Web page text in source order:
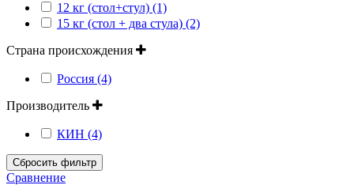
12 кг (стол+стул) (1)
15 кг (стол + два стула) (2)
Страна происхождения
Россия (4)
Производитель
КИН (4)
Сбросить фильтр
Сравнение